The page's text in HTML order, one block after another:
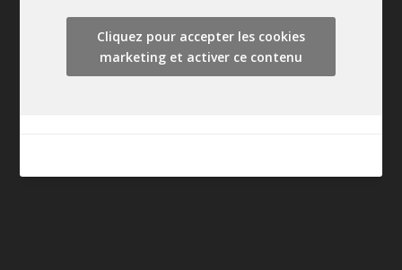
Cliquez pour accepter les cookies
marketing et activer ce contenu